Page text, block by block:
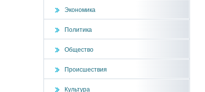
Экономика
Политика
Общество
Происшествия
Культура